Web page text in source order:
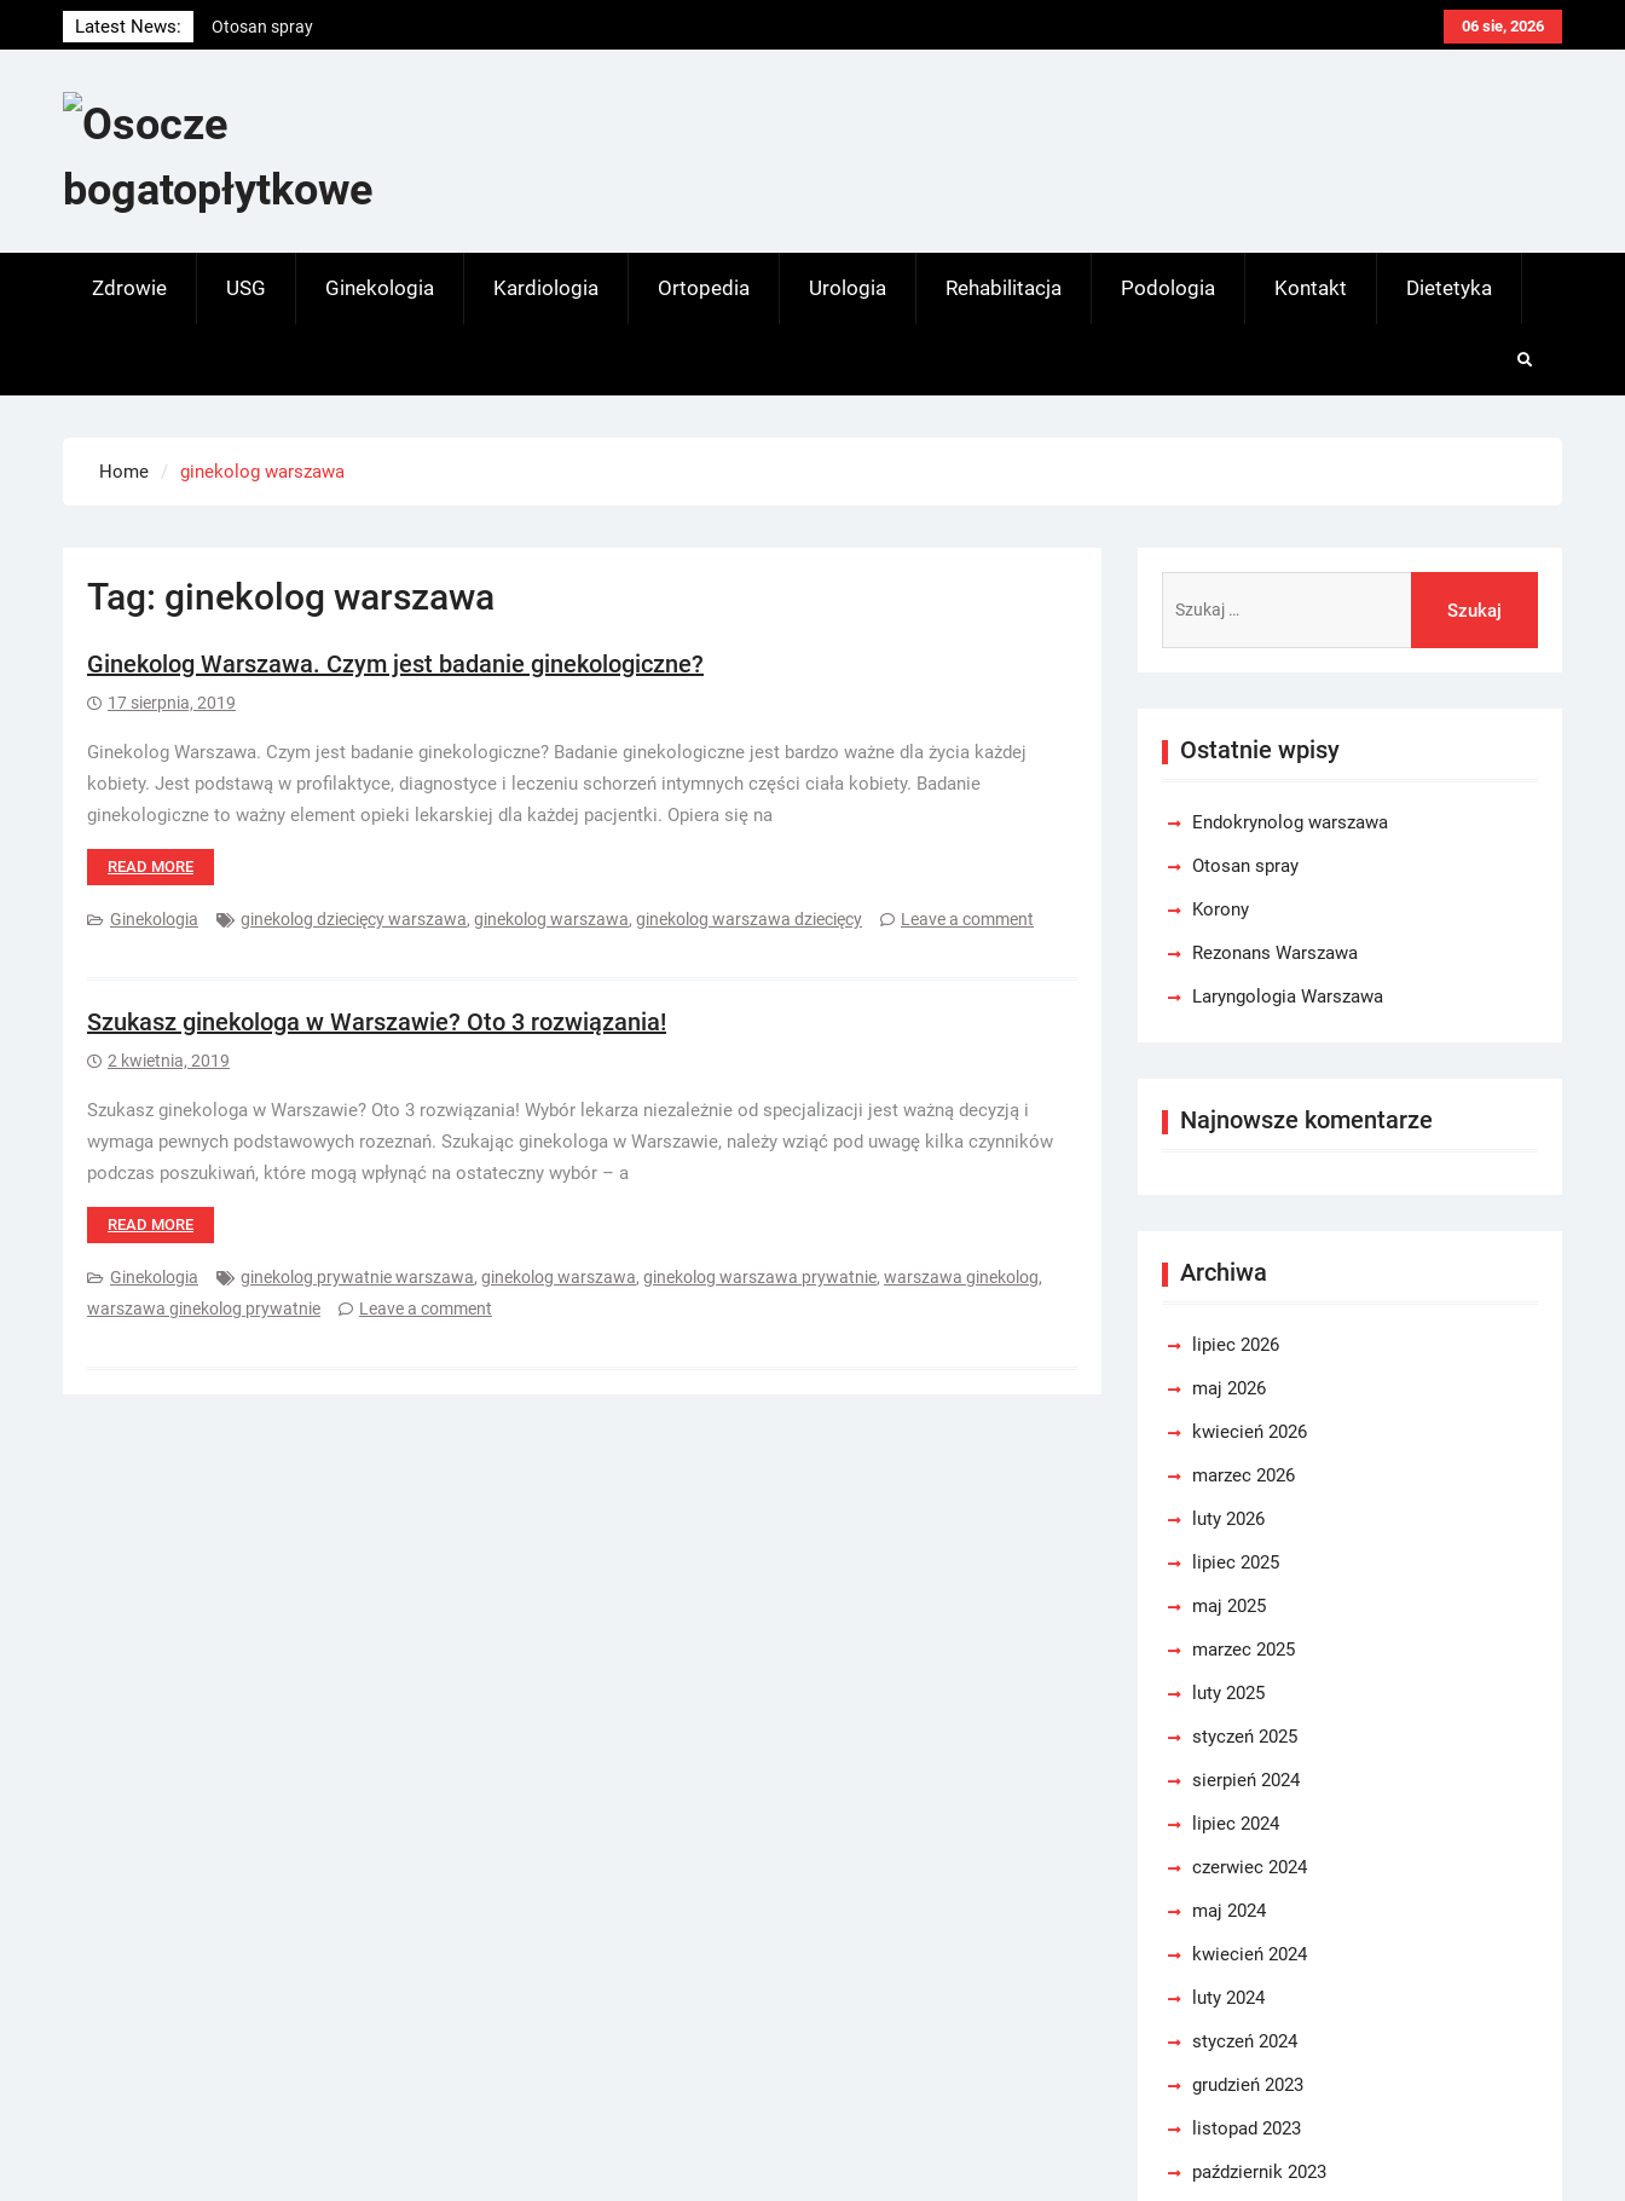
to
06 sie, 2026
Latest News:
Otosan spray
Korony
Zdrowie USG Ginekologia Kardiologia Ortopedia Urologia Rehabilitacja Podologia Kontakt Dietetyka
Home ginekolog warszawa
Tag: ginekolog warszawa
Ginekolog Warszawa. Czym jest badanie ginekologiczne?
17 sierpnia, 2019
Ginekolog Warszawa. Czym jest badanie ginekologiczne? Badanie ginekologiczne jest bardzo ważne dla życia każdej
kobiety. Jest podstawą w profilaktyce, diagnostyce i leczeniu schorzeń intymnych części ciała kobiety. Badanie
ginekologiczne to ważny element opieki lekarskiej dla każdej pacjentki. Opiera się na
READ MORE
Ginekologia ginekolog dziecięcy warszawa, ginekolog warszawa, ginekolog warszawa dziecięcy Leave a comment
Szukasz ginekologa w Warszawie? Oto 3 rozwiązania!
2 kwietnia, 2019
Szukasz ginekologa w Warszawie? Oto 3 rozwiązania! Wybór lekarza niezależnie od specjalizacji jest ważną decyzją i
wymaga pewnych podstawowych rozeznań. Szukając ginekologa w Warszawie, należy wziąć pod uwagę kilka czynników
podczas poszukiwań, które mogą wpłynąć na ostateczny wybór – a
READ MORE
Ginekologia ginekolog prywatnie warszawa, ginekolog warszawa, ginekolog warszawa prywatnie, warszawa ginekolog,
warszawa ginekolog prywatnie
Leave a comment
Ostatnie wpisy
Endokrynolog warszawa
Otosan spray
Korony
Rezonans Warszawa
Laryngologia Warszawa
Najnowsze komentarze
Archiwa
lipiec 2026
maj 2026
kwiecień 2026
marzec 2026
luty 2026
lipiec 2025
maj 2025
marzec 2025
luty 2025
styczeń 2025
sierpień 2024
lipiec 2024
czerwiec 2024
maj 2024
kwiecień 2024
luty 2024
styczeń 2024
grudzień 2023
listopad 2023
październik 2023